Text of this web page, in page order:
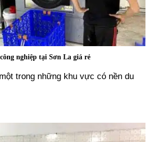
nghiệp tại Sơn La giá rẻ
trong những khu vực có nền du